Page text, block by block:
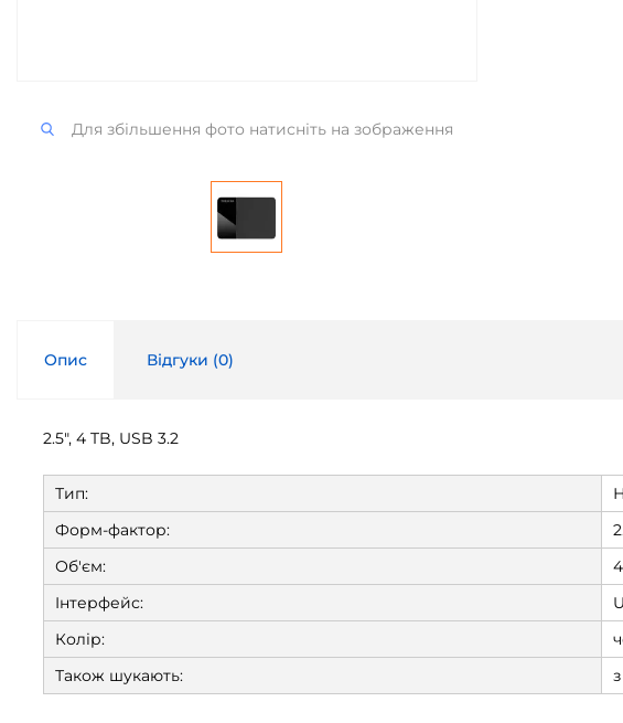
Для збільшення фото натисніть на зображення
Опис Відгуки (0)
2.5", 4 TB, USB 3.2
Тип:
Форм-фактор:
Об'єм:
Iнтерфейс:
Колір:
Також шукають: